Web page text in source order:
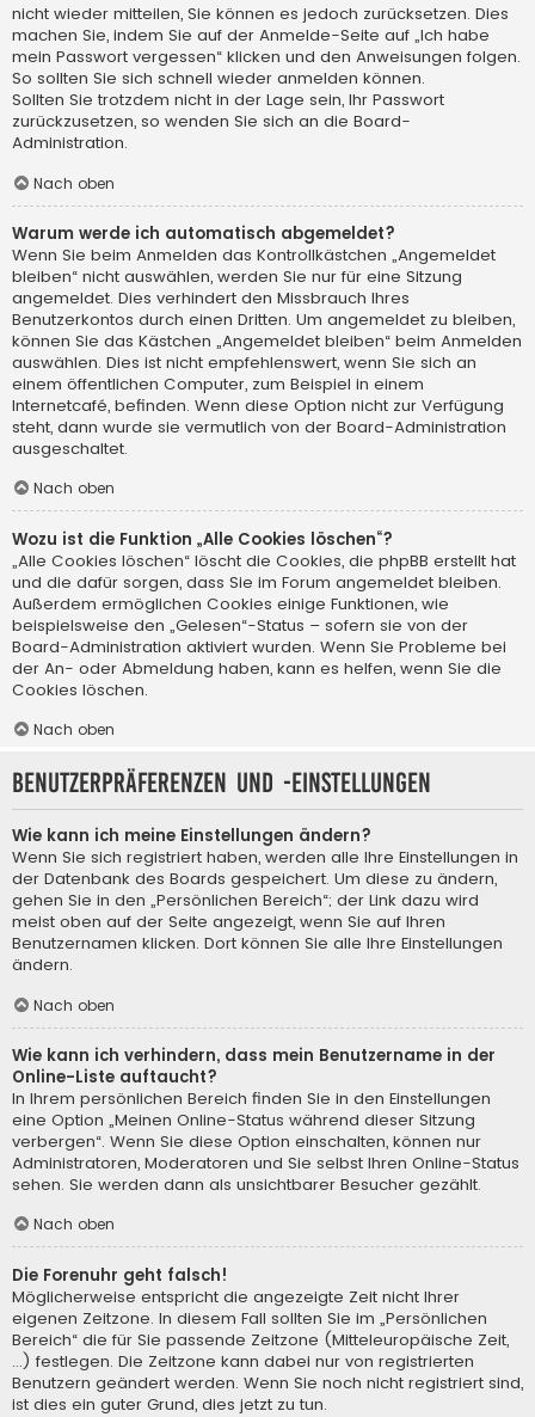
nicht wieder mitteilen, Sie können es jedoch zurücksetzen. Dies
machen Sie, indem Sie auf der Anmelde-Seite auf „Ich habe
mein Passwort vergessen“ klicken und den Anweisungen folgen.
So sollten Sie sich schnell wieder anmelden können.
Sollten Sie trotzdem nicht in der Lage sein, Ihr Passwort
zurückzusetzen, so wenden Sie sich an die Board-
Administration.
Nach oben
Warum werde ich automatisch abgemeldet?
Wenn Sie beim Anmelden das Kontrollkästchen „Angemeldet
bleiben“ nicht auswählen, werden Sie nur für eine Sitzung
angemeldet. Dies verhindert den Missbrauch Ihres
Benutzerkontos durch einen Dritten. Um angemeldet zu bleiben,
können Sie das Kästchen „Angemeldet bleiben“ beim Anmelden
auswählen. Dies ist nicht empfehlenswert, wenn Sie sich an
einem öffentlichen Computer, zum Beispiel in einem
Internetcafé, befinden. Wenn diese Option nicht zur Verfügung
steht, dann wurde sie vermutlich von der Board-Administration
ausgeschaltet.
Nach oben
Wozu ist die Funktion „Alle Cookies löschen“?
„Alle Cookies löschen“ löscht die Cookies, die phpBB erstellt hat
und die dafür sorgen, dass Sie im Forum angemeldet bleiben.
Außerdem ermöglichen Cookies einige Funktionen, wie
beispielsweise den „Gelesen“-Status – sofern sie von der
Board-Administration aktiviert wurden. Wenn Sie Probleme bei
der An- oder Abmeldung haben, kann es helfen, wenn Sie die
Cookies löschen.
Nach oben
Benutzerpräferenzen und -einstellungen
Wie kann ich meine Einstellungen ändern?
Wenn Sie sich registriert haben, werden alle Ihre Einstellungen in
der Datenbank des Boards gespeichert. Um diese zu ändern,
gehen Sie in den „Persönlichen Bereich“; der Link dazu wird
meist oben auf der Seite angezeigt, wenn Sie auf Ihren
Benutzernamen klicken. Dort können Sie alle Ihre Einstellungen
ändern.
Nach oben
Wie kann ich verhindern, dass mein Benutzername in der
Online-Liste auftaucht?
In Ihrem persönlichen Bereich finden Sie in den Einstellungen
eine Option „Meinen Online-Status während dieser Sitzung
verbergen“. Wenn Sie diese Option einschalten, können nur
Administratoren, Moderatoren und Sie selbst Ihren Online-Status
sehen. Sie werden dann als unsichtbarer Besucher gezählt.
Nach oben
Die Forenuhr geht falsch!
Möglicherweise entspricht die angezeigte Zeit nicht Ihrer
eigenen Zeitzone. In diesem Fall sollten Sie im „Persönlichen
Bereich“ die für Sie passende Zeitzone (Mitteleuropäische Zeit,
...) festlegen. Die Zeitzone kann dabei nur von registrierten
Benutzern geändert werden. Wenn Sie noch nicht registriert sind,
ist dies ein guter Grund, dies jetzt zu tun.